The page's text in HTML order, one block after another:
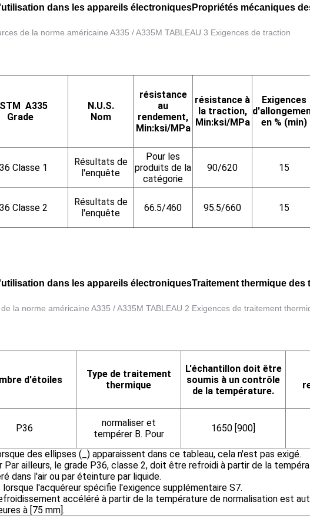
dans les appareils électroniquesPropriétés mécaniques
de la norme américaine A335 / A335M TABLEAU 3 Exigences de traction
A335
Grade
N.U.S.
Nom
résistance
au
rendement,
Min:ksi/MPa
résistance à
la traction,
Min:ksi/MPa
Exigences
en % (min)
Classe 1
Résultats de
l'enquête
Pour les
produits de la
catégorie
90/620 15
Classe 2
Résultats de
l'enquête
66.5/460 95.5/660 15
dans les appareils électroniquesTraitement thermique des
la norme américaine A335 / A335M TABLEAU 2 Exigences de traitement
d'étoiles
Type de traitement
thermique
L'échantillon doit être
soumis à un contrôle
de la température.
P36
normaliser et
tempérer B. Pour
1650 [900]
des ellipses (_) apparaissent dans ce tableau, cela n'est pas exigé.
Par ailleurs, le grade P36, classe 2, doit être refroidi à partir de la
dans l'air ou par éteinture par liquide.
lorsque l'acquéreur spécifie l'exigence supplémentaire S7.
accéléré à partir de la température de normalisation est
à [75 mm].